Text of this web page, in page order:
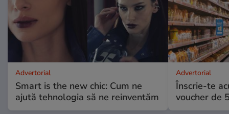
Advertorial
Smart is the new chic: Cum ne
ajută tehnologia să ne reinventăm
Advertorial
Înscrie-te
voucher de